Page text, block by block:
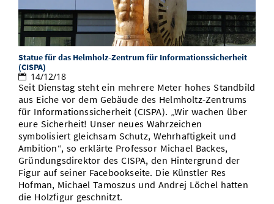
Statue für das Helmholz-Zentrum für Informationssicherheit
(CISPA)
14/12/18
Seit Dienstag steht ein mehrere Meter hohes Standbild
aus Eiche vor dem Gebäude des Helmholtz-Zentrums
für Informationssicherheit (CISPA). „Wir wachen über
eure Sicherheit! Unser neues Wahrzeichen
symbolisiert gleichsam Schutz, Wehrhaftigkeit und
Ambition“, so erklärte Professor Michael Backes,
Gründungsdirektor des CISPA, den Hintergrund der
Figur auf seiner Facebookseite. Die Künstler Res
Hofman, Michael Tamoszus und Andrej Löchel hatten
die Holzfigur geschnitzt.